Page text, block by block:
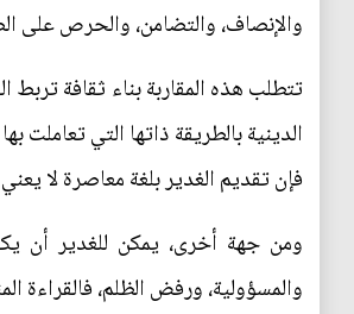
والإنصاف، والتضامن، والحرص على
تتطلب هذه المقاربة بناء ثقافة تربط
الدينية بالطريقة ذاتها التي تعاملت
فإن تقديم الغدير بلغة معاصرة لا
ومن جهة أخرى، يمكن للغدير أن
والمسؤولية، ورفض الظلم، فالقراءة